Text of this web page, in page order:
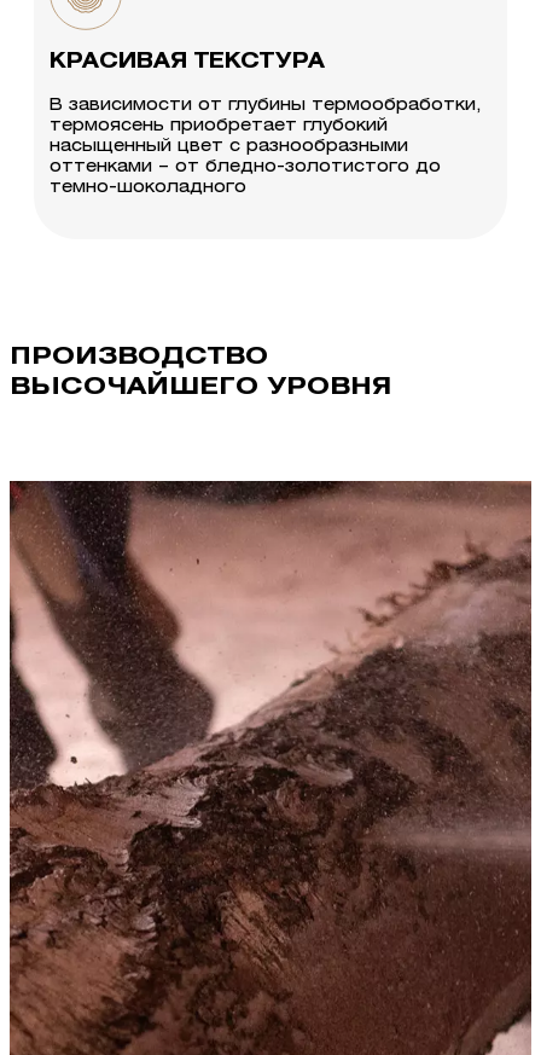
КРАСИВАЯ ТЕКСТУРА
В зависимости от глубины термообработки,
термоясень приобретает глубокий
насыщенный цвет с разнообразными
оттенками – от бледно-золотистого до
темно-шоколадного
ПРОИЗВОДСТВО
ВЫСОЧАЙШЕГО УРОВНЯ